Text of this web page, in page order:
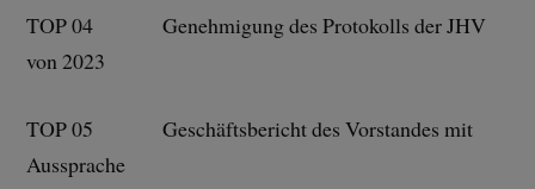
TOP 04 Genehmigung des Protokolls der JHV
von 2023
TOP 05 Geschäftsbericht des Vorstandes mit
Aussprache